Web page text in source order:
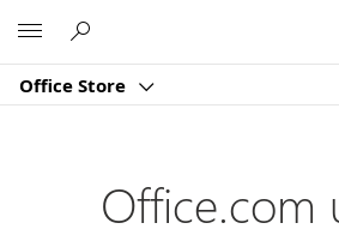
Office Store
Office.com